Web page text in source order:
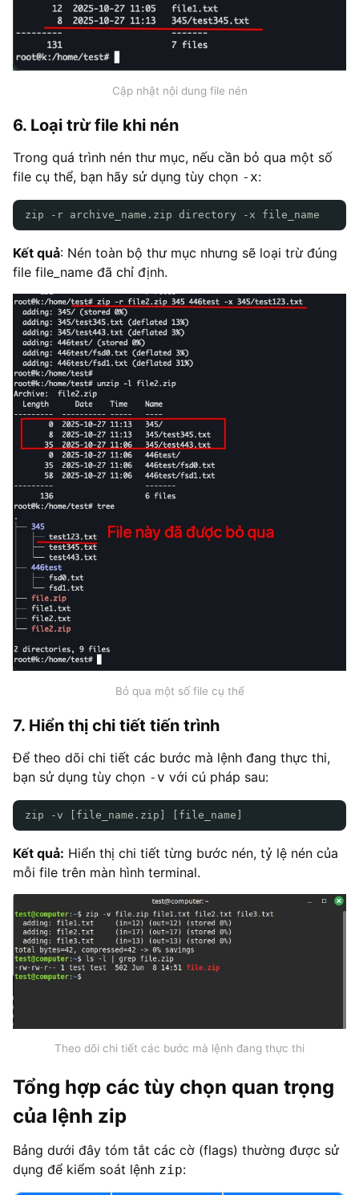
Cập nhật nội dung file nén
6. Loại trừ file khi nén
Trong quá trình nén thư mục, nếu cần bỏ qua một số
file cụ thể, bạn hãy sử dụng tùy chọn -x:
zip -r archive_name.zip directory -x file_name
Kết quả: Nén toàn bộ thư mục nhưng sẽ loại trừ đúng
file file_name đã chỉ định.
Bỏ qua một số file cụ thể
7. Hiển thị chi tiết tiến trình
Để theo dõi chi tiết các bước mà lệnh đang thực thi,
bạn sử dụng tùy chọn -v với cú pháp sau:
zip -v [file_name.zip] [file_name]
Kết quả: Hiển thị chi tiết từng bước nén, tỷ lệ nén của
mỗi file trên màn hình terminal.
Theo dõi chi tiết các bước mà lệnh đang thực thi
Tổng hợp các tùy chọn quan trọng
của lệnh zip
Bảng dưới đây tóm tắt các cờ (flags) thường được sử
dụng để kiểm soát lệnh zip: